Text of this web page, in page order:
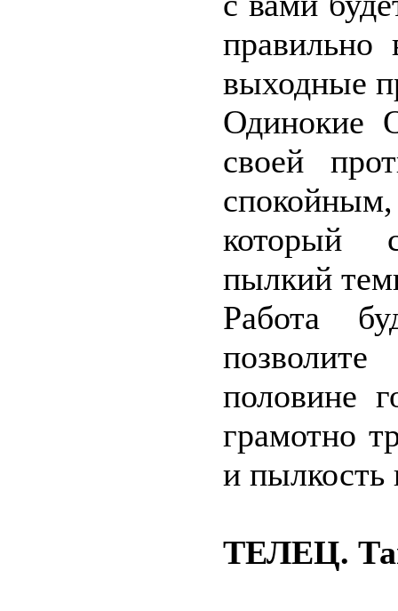
правильно
выходные
Одинокие
своей
который
пылкий
Работа
половине
грамотно
и пылкость
ТЕЛЕЦ.